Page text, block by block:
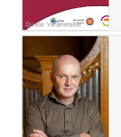
Quelle: Veranstalter